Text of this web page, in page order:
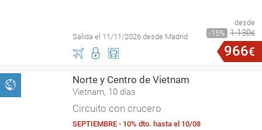
Salida el 11/11/2026 desde Madrid
desde
15
1.130€
966€
Norte y Centro de Vietnam
Vietnam, 10 días
Circuito con crucero
SEPTIEMBRE - 10% dto. hasta el 10/08